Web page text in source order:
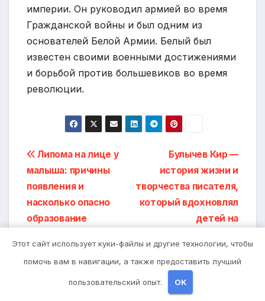
империи. Он руководил армией во время
Гражданской войны и был одним из
основателей Белой Армии. Белый был
известен своими военными достижениями
и борьбой против большевиков во время
революции.
Навигация
по
записям
Булычев Кир —
история жизни и
творчества писателя,
который вдохновлял
детей на
фантазию и мечты
Липома на лице у
малыша: причины
появления и
насколько опасно
образование
Этот сайт использует куки-файлы и другие технологии, чтобы
помочь вам в навигации, а также предоставить лучший
пользовательский опыт. OK